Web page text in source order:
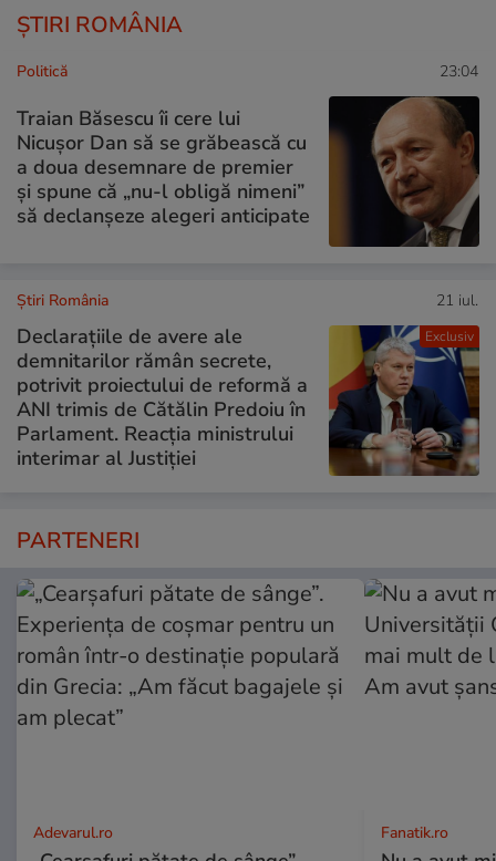
ȘTIRI ROMÂNIA
Politică 23:04
Traian Băsescu îi cere lui
Nicușor Dan să se grăbească cu
a doua desemnare de premier
și spune că „nu-l obligă nimeni”
să declanșeze alegeri anticipate
Exclusiv
Știri România 21 iul.
Declarațiile de avere ale
demnitarilor rămân secrete,
potrivit proiectului de reformă a
ANI trimis de Cătălin Predoiu în
Parlament. Reacția ministrului
interimar al Justiției
PARTENERI
Adevarul.ro Fanatik.ro